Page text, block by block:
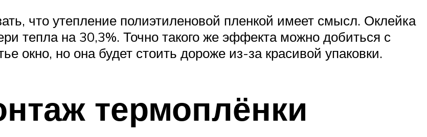
что утепление полиэтиленовой пленкой имеет смысл. Оклейка
тепла на 30,3%. Точно такого же эффекта можно добиться с
окно, но она будет стоить дороже из-за красивой упаковки.
термоплёнки